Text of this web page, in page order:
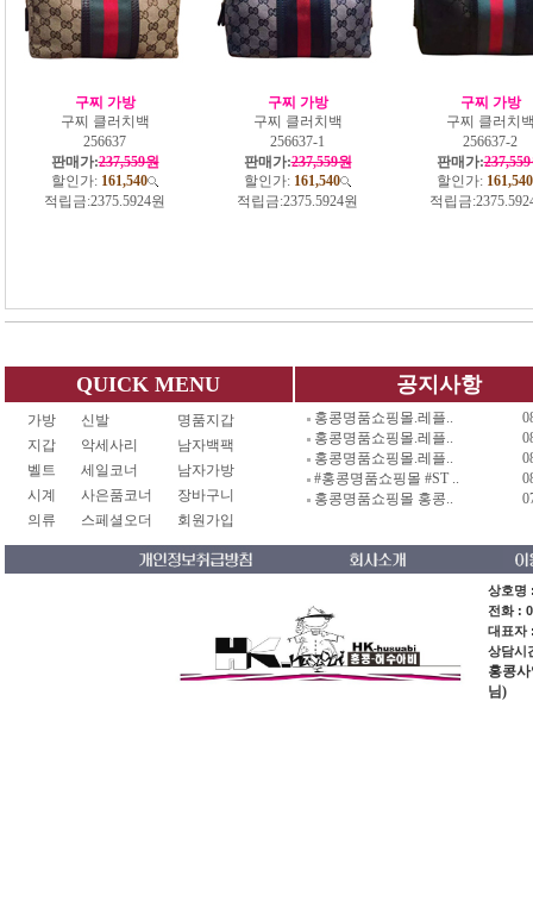
구찌 가방
구찌 클러치백
256637
판매가:237,559원
할인가: 161,540
적립금:2375.5924원
구찌 가방
구찌 클러치백
256637-1
판매가:237,559원
할인가: 161,540
적립금:2375.5924원
구찌 가방
구찌 클러치
256637-2
판매가:
할인가: 161,540
적립금:
QUICK MENU
가방 신발
명품지갑
지갑
악세사리
남자백팩
벨트
세일코너
남자가방
시계
사은품코너
장바구니
의류
스페셜오더 회원가입
공지사항
홍콩명품쇼핑몰.레플..
홍콩명품쇼핑몰.레플..
홍콩명품쇼핑몰.레플..
#홍콩명품쇼핑몰 #ST ..
홍콩명품쇼핑몰 홍콩..
상호명
전화 :
대표자
상담시
홍콩
님)